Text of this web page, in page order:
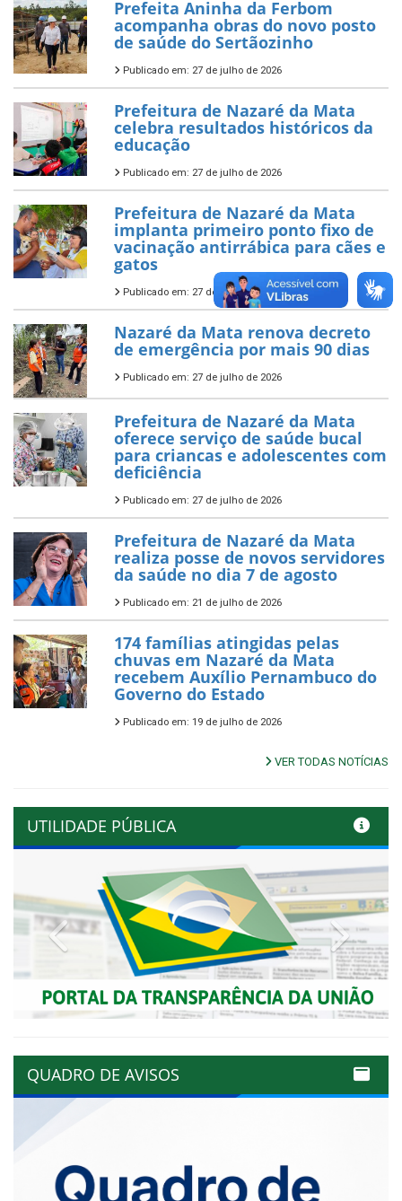
Prefeita Aninha da Ferbom
acompanha obras do novo posto
de saúde do Sertãozinho
Publicado em: 27 de julho de 2026
Prefeitura de Nazaré da Mata
celebra resultados históricos da
educação
Publicado em: 27 de julho de 2026
Prefeitura de Nazaré da Mata
implanta primeiro ponto fixo de
vacinação antirrábica para cães e
gatos
Publicado em: 27 de julho de 2026
Nazaré da Mata renova decreto
de emergência por mais 90 dias
Publicado em: 27 de julho de 2026
Prefeitura de Nazaré da Mata
oferece serviço de saúde bucal
para criancas e adolescentes com
deficiência
Publicado em: 27 de julho de 2026
Prefeitura de Nazaré da Mata
realiza posse de novos servidores
da saúde no dia 7 de agosto
Publicado em: 21 de julho de 2026
174 famílias atingidas pelas
chuvas em Nazaré da Mata
recebem Auxílio Pernambuco do
Governo do Estado
Publicado em: 19 de julho de 2026
VER TODAS NOTÍCIAS
UTILIDADE PÚBLICA
Previous Next
QUADRO DE AVISOS